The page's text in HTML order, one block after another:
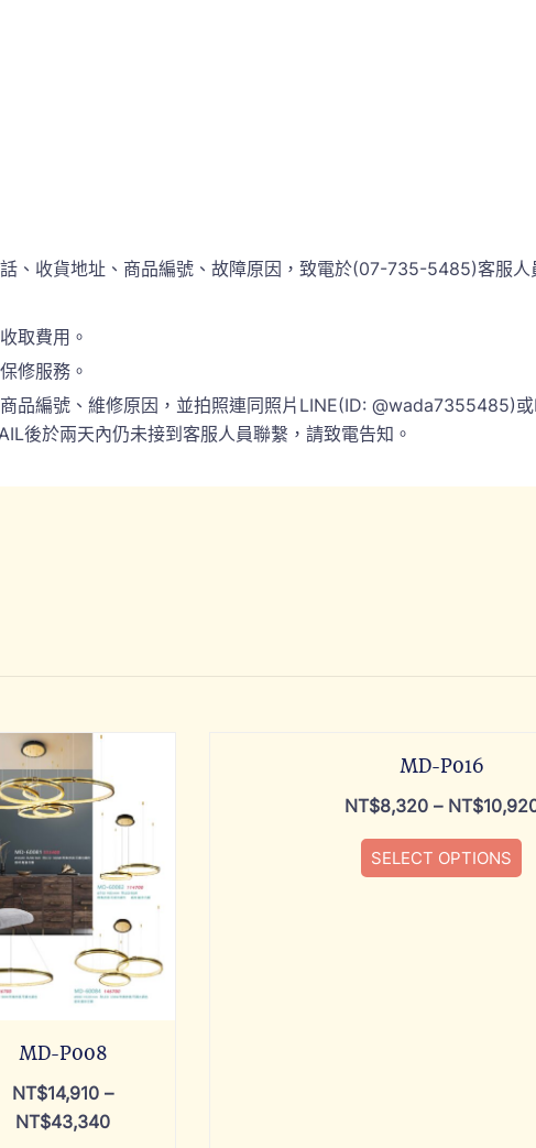
、收貨地址、商品編號、故障原因，致電於(07-735-5485)客服人
取費用。
修服務。
品編號、維修原因，並拍照連同照片LINE(ID: @wada7355485)
後於兩天內仍未接到客服人員聯繫，請致電告知。
MD-P008
NT$14,910 –
NT$43,340
MD-P016
NT$8,320– NT$
SELECT OPTIONS